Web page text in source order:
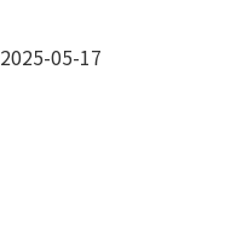
2025-05-17